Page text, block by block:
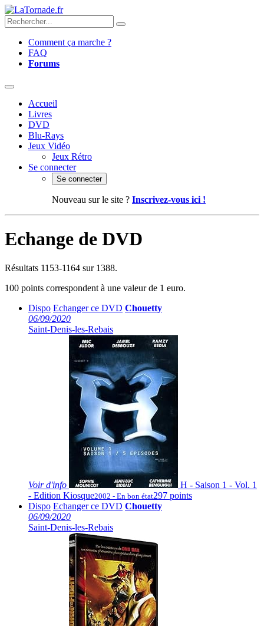
Comment ça marche ?
FAQ
Forums
Accueil
Livres
DVD
Blu-Rays
Jeux Vidéo
Jeux Rétro
Se connecter
Se connecter
Nouveau sur le site ? Inscrivez-vous ici !
Echange de DVD
Résultats 1153-1164 sur 1388.
100 points correspondent à une valeur de 1 euro.
Dispo Echanger ce DVD Chouetty
06/09/2020
Saint-Denis-les-Rebais
Voir d'info
H - Saison 1 - Vol. 1
- Edition Kiosque2002 - En bon état297 points
Dispo Echanger ce DVD Chouetty
06/09/2020
Saint-Denis-les-Rebais